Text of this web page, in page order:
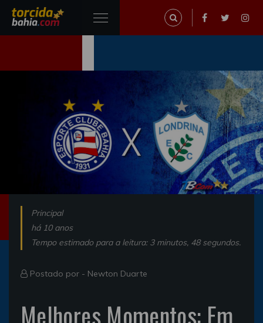
Principal
há 10 anos
Tempo estimado para a leitura: 3 minutos, 48 segundos.
Postado por - Newton Duarte
Melhores Momentos: Em